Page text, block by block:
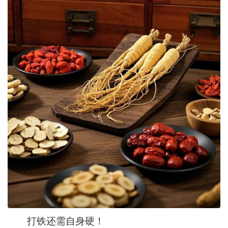
打铁还需自身硬！